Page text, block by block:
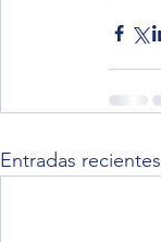
Entradas recientes